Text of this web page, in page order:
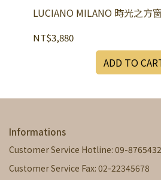
LUCIANO MILANO 時光之方
NT$3,880
ADD TO
Informations
Customer Service Hotline: 09-
Customer Service Fax: 02-22345678